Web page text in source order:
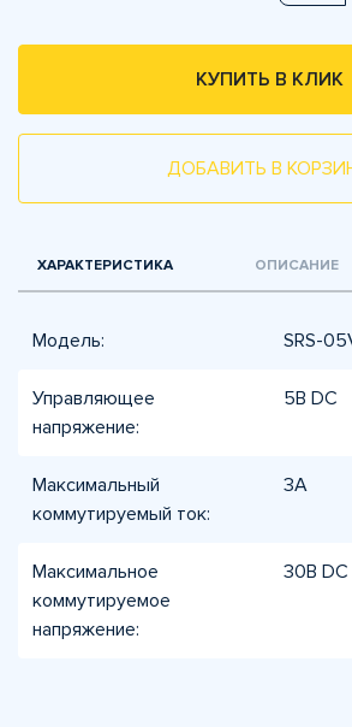
КУПИТЬ В КЛИК
ДОБАВИТЬ В
ХАРАКТЕРИСТИКА ОПИСАНИЕ
Модель: SRS-
Управляющее
напряжение:
5В DC
Максимальный
коммутируемый ток:
3А
Максимальное
коммутируемое
напряжение:
30В DC